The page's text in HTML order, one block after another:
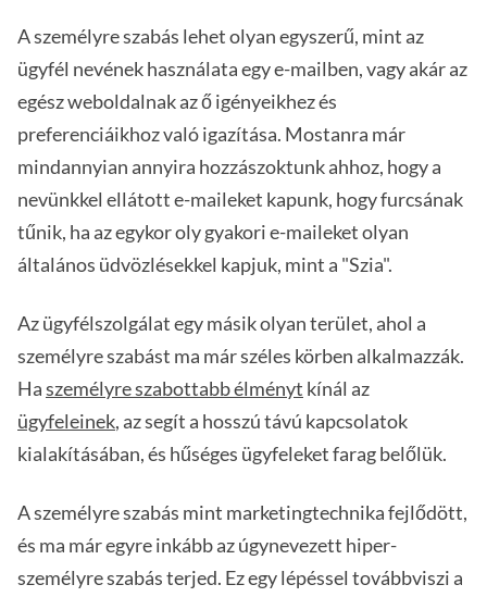
A személyre szabás lehet olyan egyszerű, mint az
ügyfél nevének használata egy e-mailben, vagy akár az
egész weboldalnak az ő igényeikhez és
preferenciáikhoz való igazítása. Mostanra már
mindannyian annyira hozzászoktunk ahhoz, hogy a
nevünkkel ellátott e-maileket kapunk, hogy furcsának
tűnik, ha az egykor oly gyakori e-maileket olyan
általános üdvözlésekkel kapjuk, mint a "Szia".
Az ügyfélszolgálat egy másik olyan terület, ahol a
személyre szabást ma már széles körben alkalmazzák.
Haszemélyre szabottabb élményt kínál az
ügyfeleinek, az segít a hosszú távú kapcsolatok
kialakításában, és hűséges ügyfeleket farag belőlük.
A személyre szabás mint marketingtechnika fejlődött,
és ma már egyre inkább az úgynevezett hiper-
személyre szabás terjed. Ez egy lépéssel továbbviszi a